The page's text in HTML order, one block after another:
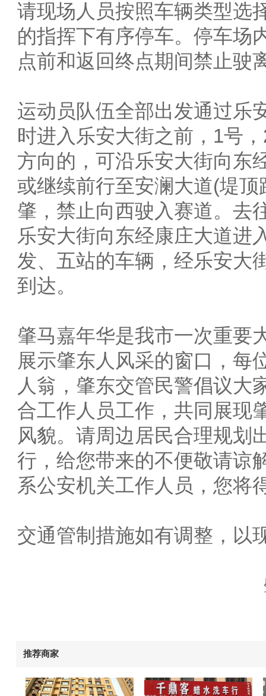
请现场人员按照车辆类型选
的指挥下有序停车。停车场
点前和返回终点期间禁止驶
运动员队伍全部出发通过乐
时进入乐安大街之前，1号
方向的，可沿乐安大街向东
或继续前行至安澜大道(堤
肇，禁止向西驶入赛道。去
乐安大街向东经康庄大道进
发、五站的车辆，经乐安大
到达。
肇马嘉年华是我市一次重要
展示肇东人风采的窗口，每
人翁，肇东交管民警倡议大
合工作人员工作，共同展现
风貌。请周边居民合理规划
行，给您带来的不便敬请谅
系公安机关工作人员，您将
交通管制措施如有调整，以
推荐商家